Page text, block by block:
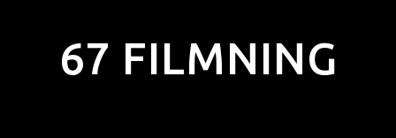
67 FILMNING